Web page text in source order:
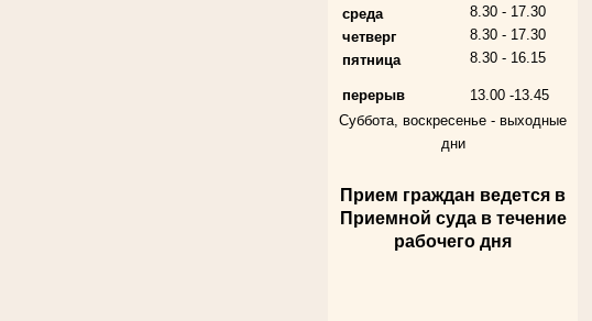
Андрющенкова Тамара Ивановна
Труженица тыла в годы
Великой Отечественной войны
Судья Белгородского областного суда
среда
8.30 - 17.30
четверг
8.30 - 17.30
пятница
8.30 - 16.15
перерыв
13.00 -13.45
Суббота, воскресенье - выходные
дни
Прием граждан ведется в
Приемной суда в течение
рабочего дня